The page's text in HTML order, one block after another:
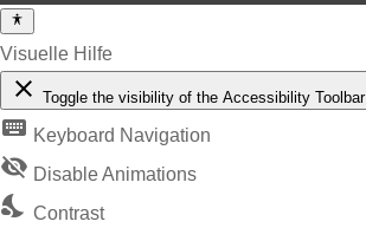
Visuelle Hilfe
close Toggle the visibility of the Accessibility Toolbar
keyboard Keyboard Navigation
visibility_off Disable Animations
nights_stay Contrast